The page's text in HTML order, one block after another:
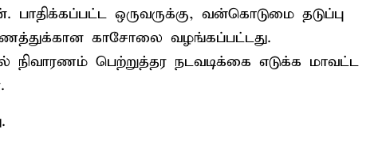
பாதிக்கப்பட்ட ஒருவருக்கு, வன்கொடுமை தடுப்பு
காசோலை வழங்கப்பட்டது.
நிவாரணம் பெற்றுத்தர நடவடிக்கை எடுக்க மாவட்ட